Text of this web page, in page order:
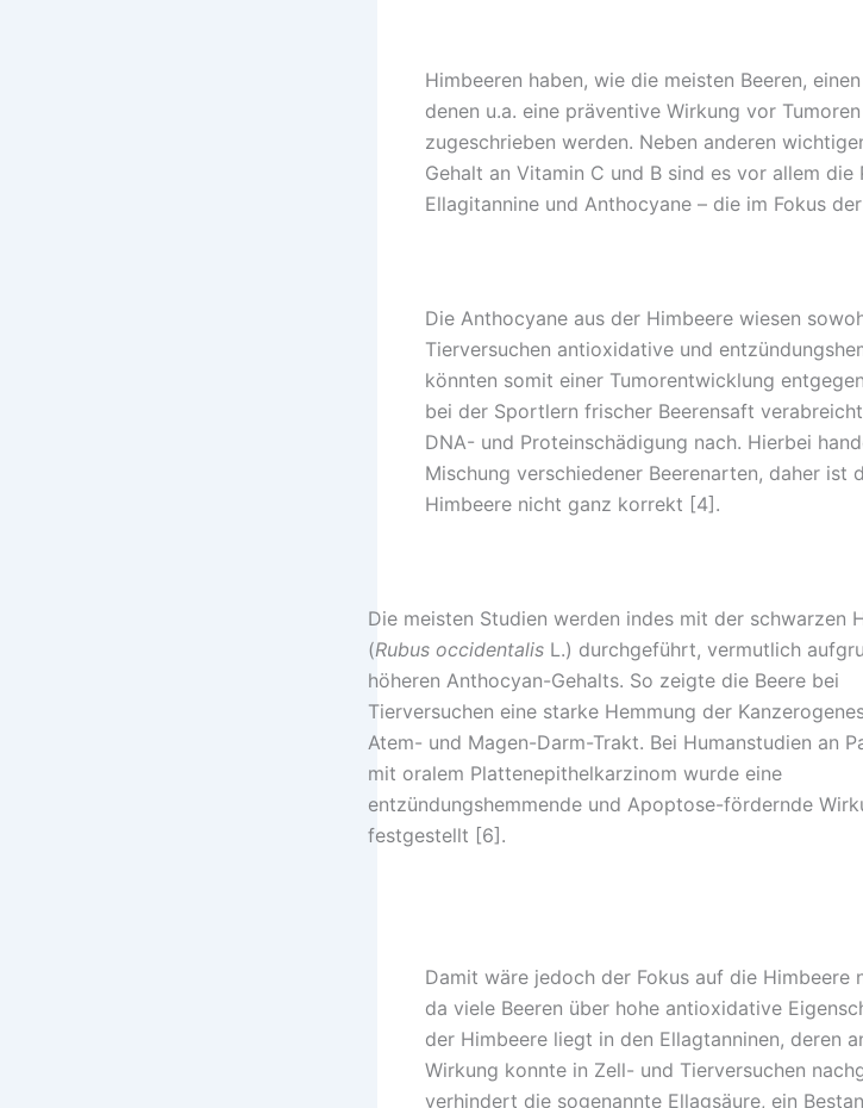
Himbeeren haben, wie die meisten Beeren,
denen u.a. eine präventive Wirkung vor
zugeschrieben werden. Neben anderen
Gehalt an Vitamin C und B sind es vor allem
Ellagitannine und Anthocyane – die im Fokus
Die Anthocyane aus der Himbeere wiesen
Tierversuchen antioxidative und
könnten somit einer Tumorentwicklung
bei der Sportlern frischer Beerensaft
DNA- und Proteinschädigung nach. Hierbei
Mischung verschiedener Beerenarten, daher ist
Himbeere nicht ganz korrekt [4].
Die meisten Studien werden indes mit der schwarzen
(Rubus occidentalis L.) durchgeführt, vermutlich
höheren Anthocyan-Gehalts. So zeigte die Beere bei
Tierversuchen eine starke Hemmung der
Atem- und Magen-Darm-Trakt. Bei Humanstudien an
mit oralem Plattenepithelkarzinom wurde eine
entzündungshemmende und Apoptose-fördernde
festgestellt [6].
Damit wäre jedoch der Fokus auf die Himbeere
da viele Beeren über hohe antioxidative
der Himbeere liegt in den Ellagtanninen, deren
Wirkung konnte in Zell- und Tierversuchen
verhindert die sogenannte Ellagsäure, ein